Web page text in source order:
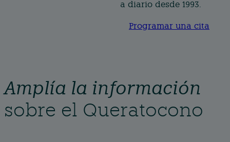
a diario desde 1993.
Programar una cita
Amplía la información
sobre el Queratocono